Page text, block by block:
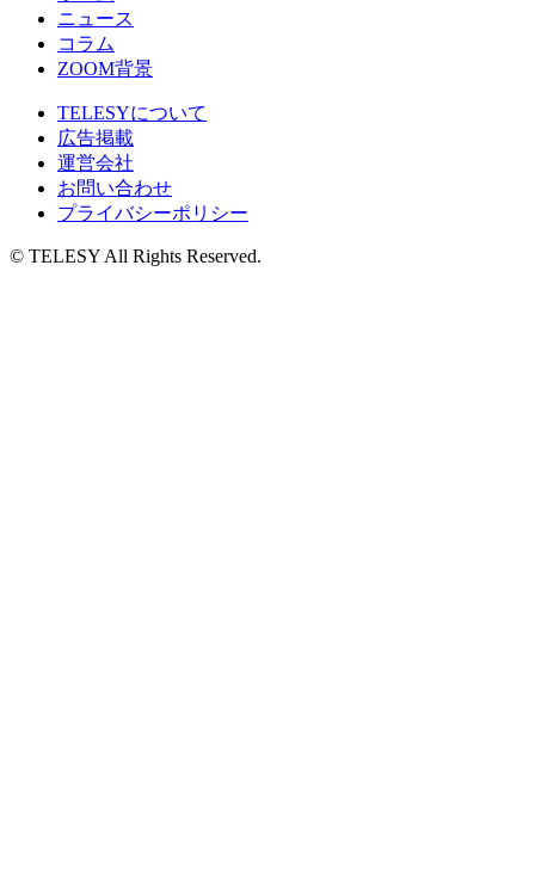
ニュース
コラム
ZOOM背景
TELESYについて
広告掲載
運営会社
お問い合わせ
プライバシーポリシー
© TELESY All Rights Reserved.